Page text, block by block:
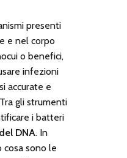
presenti
e nel corpo
o benefici,
infezioni
accurate e
gli strumenti
i batteri
DNA. In
cosa sono le